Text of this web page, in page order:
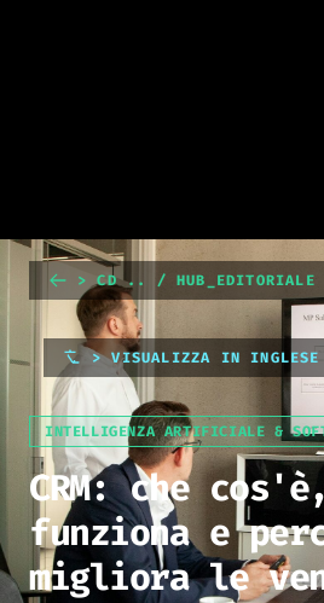
> CD .. / HUB_EDITORIALE
> VISUALIZZA IN INGLESE
INTELLIGENZA ARTIFICIALE &
CRM: che
funziona e
migliora le